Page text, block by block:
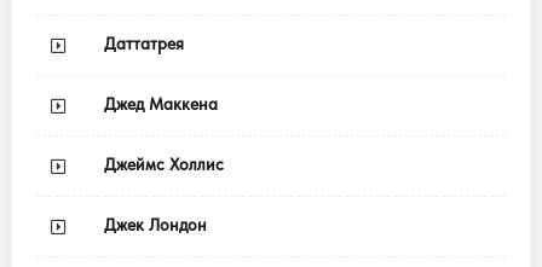
Даттатрея
Джед Маккена
Джеймс Холлис
Джек Лондон